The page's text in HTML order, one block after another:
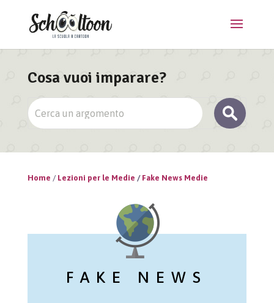
Cosa vuoi imparare?
Home / Lezioni per le Medie / Fake News Medie
FAKE NEWS